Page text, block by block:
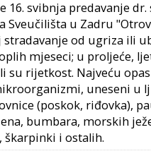
16. svibnja predavanje dr.
Sveučilišta u Zadru
stradavanje od ugriza ili
mjeseci; u proljeće,
su rijetkost. Najveću
uneseni u
(poskok, riđovka),
bumbara, morskih
škarpinki i ostalih.